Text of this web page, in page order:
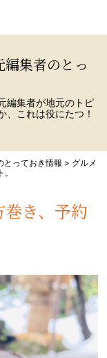
集者のとっ
編集者が地元のトピ
、これは役にたつ！
とっておき情報 > グルメ
き、予約